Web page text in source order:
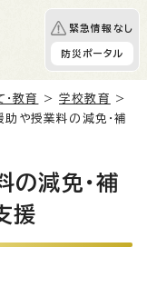
緊急情報なし
防災ポータル
・教育 >学校教育
>
や授業料の減免・補
の減免・補
援